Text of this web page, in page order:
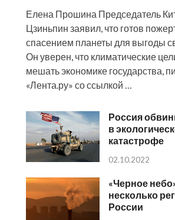
Елена Прошина Председатель
Цзиньпин заявил, что готов
спасением планеты для выгоды
Он уверен, что климатические
мешать экономике государства,
«Лента.ру» со ссылкой …
Россия
в
катастрофе
02.10.2022
«Черное
несколько
России